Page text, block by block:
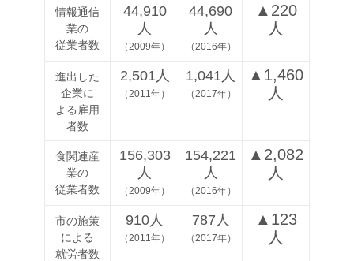
情報通信
業の
従業者数
44,910
人
（2009年）
44,690
人
（2016年）
▲220
人
進出した
企業に
よる雇用
者数
2,501人
（2011年）
1,041人
（2017年）
▲1,460
人
食関連産
業の
従業者数
156,303
人
（2009年）
154,221
人
（2016年）
▲2,082
人
市の施策
による
就労者数
910人
（2011年）
787人
（2017年）
▲123
人